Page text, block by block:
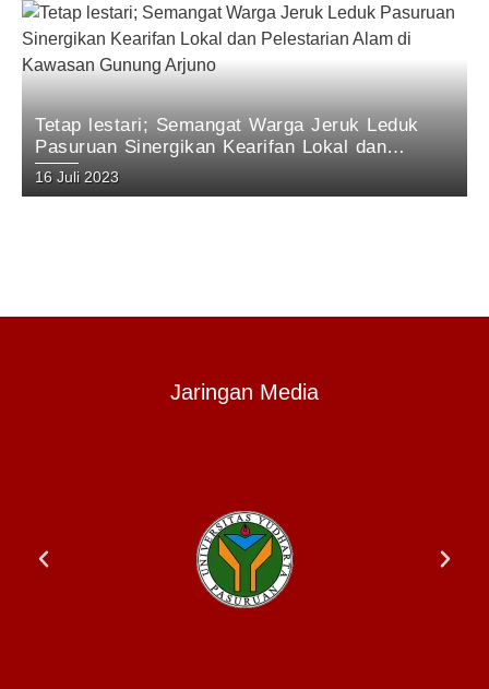
Tetap lestari; Semangat Warga Jeruk Leduk
Pasuruan Sinergikan Kearifan Lokal dan
Pelestarian Alam di Kawasan Gunung Arjuno
16 Juli 2023
Jaringan Media